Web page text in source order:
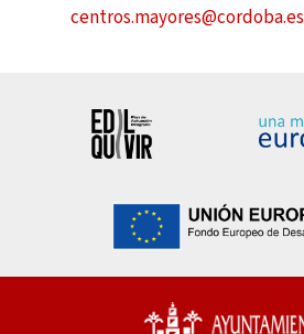
centros.mayores@cordoba.es